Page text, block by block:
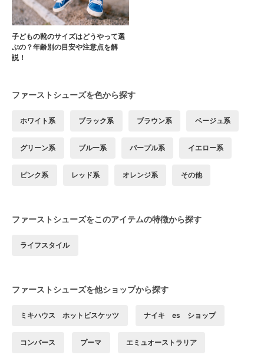
子どもの靴のサイズはどうやって選
ぶの？年齢別の目安や注意点を解
説！
ファーストシューズを色から探す
ホワイト系 ブラック系 ブラウン系 ベージュ系
グリーン系 ブルー系 パープル系 イエロー系
ピンク系 レッド系 オレンジ系 その他
ファーストシューズをこのアイテムの特徴から探す
ライフスタイル
ファーストシューズを他ショップから探す
ミキハウス ホットビスケッツ ナイキ es ショップ
コンバース プーマ エミュオーストラリア